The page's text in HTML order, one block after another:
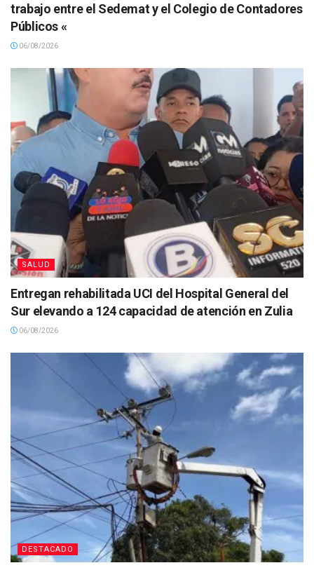
trabajo entre el Sedemat y el Colegio de Contadores
Públicos «
06/08/2026
SALUD
Entregan rehabilitada UCI del Hospital General del
Sur elevando a 124 capacidad de atención en Zulia
06/08/2026
DESTACADO